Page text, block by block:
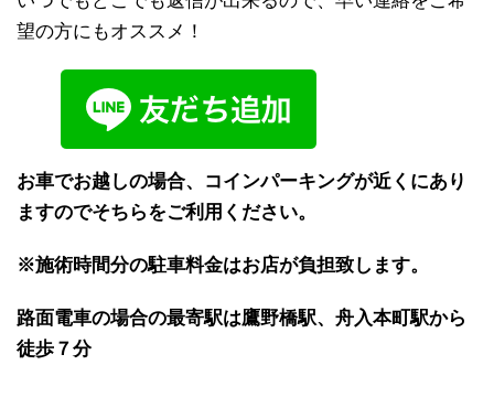
望の方にもオススメ！
お車でお越しの場合、コインパーキングが近くにあり
ますのでそちらをご利用ください。
※施術時間分の駐車料金はお店が負担致します。
路面電車の場合の最寄駅は鷹野橋駅、舟入本町駅から
徒歩７分